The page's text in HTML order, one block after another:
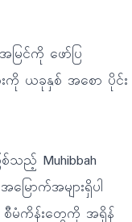
ြင်ကို ဖော်ပြ
းကို ယခုနှစ် အစော ပိုင်း
ည့် Muhibbah
ြောက်အများရှိပါ
စီမံကိန်းတွေကို အရှိန်